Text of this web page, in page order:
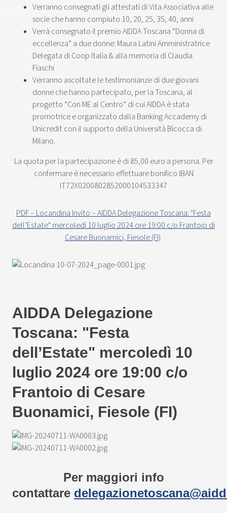
Verranno consegnati gli attestati di Vita Associativa alle
socie che hanno compiuto 10, 20, 25, 35, 40, anni
Verrà consegnato il premio AIDDA Toscana “Donna di
eccellenza” a due donne: Maura Latini Amministratrice
Delegata di Coop Italia & alla memoria di Claudia
Fiaschi
Verranno ascoltate le testimonianze di due giovani
donne che hanno partecipato, per la Toscana, al
progetto “Con ME al Centro” di cui AIDDA è stata
promotrice e organizzato dalla Banking Accademy di
Unicredit con il supporto della Università Bicocca di
Milano.
La quota per la partecipazione è di 85,00 euro a persona. Per
confermare è necessario effettuare bonifico IBAN
IT72X0200802852000104533347
PDF – Locandina Invito – AIDDA Delegazione Toscana: "Festa
dell’Estate" mercoledì 10 luglio 2024 ore 19:00 c/o Frantoio di
Cesare Buonamici, Fiesole (FI)
AIDDA Delegazione
Toscana: "Festa
dell’Estate" mercoledì 10
luglio 2024 ore 19:00 c/o
Frantoio di Cesare
Buonamici, Fiesole (FI)
Per maggiori info
contattare